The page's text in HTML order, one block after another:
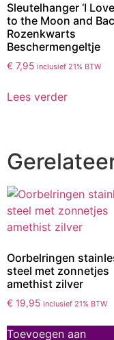
Sleutelhanger ‘I
to the Moon and
Rozenkwarts
Beschermengeltje
€ 7,95 inclusief 21% BTW
Lees verder
Oorbelringen
steel met zonnetjes
amethist zilver
€ 19,95 inclusief 21% BTW
Toevoegen aan